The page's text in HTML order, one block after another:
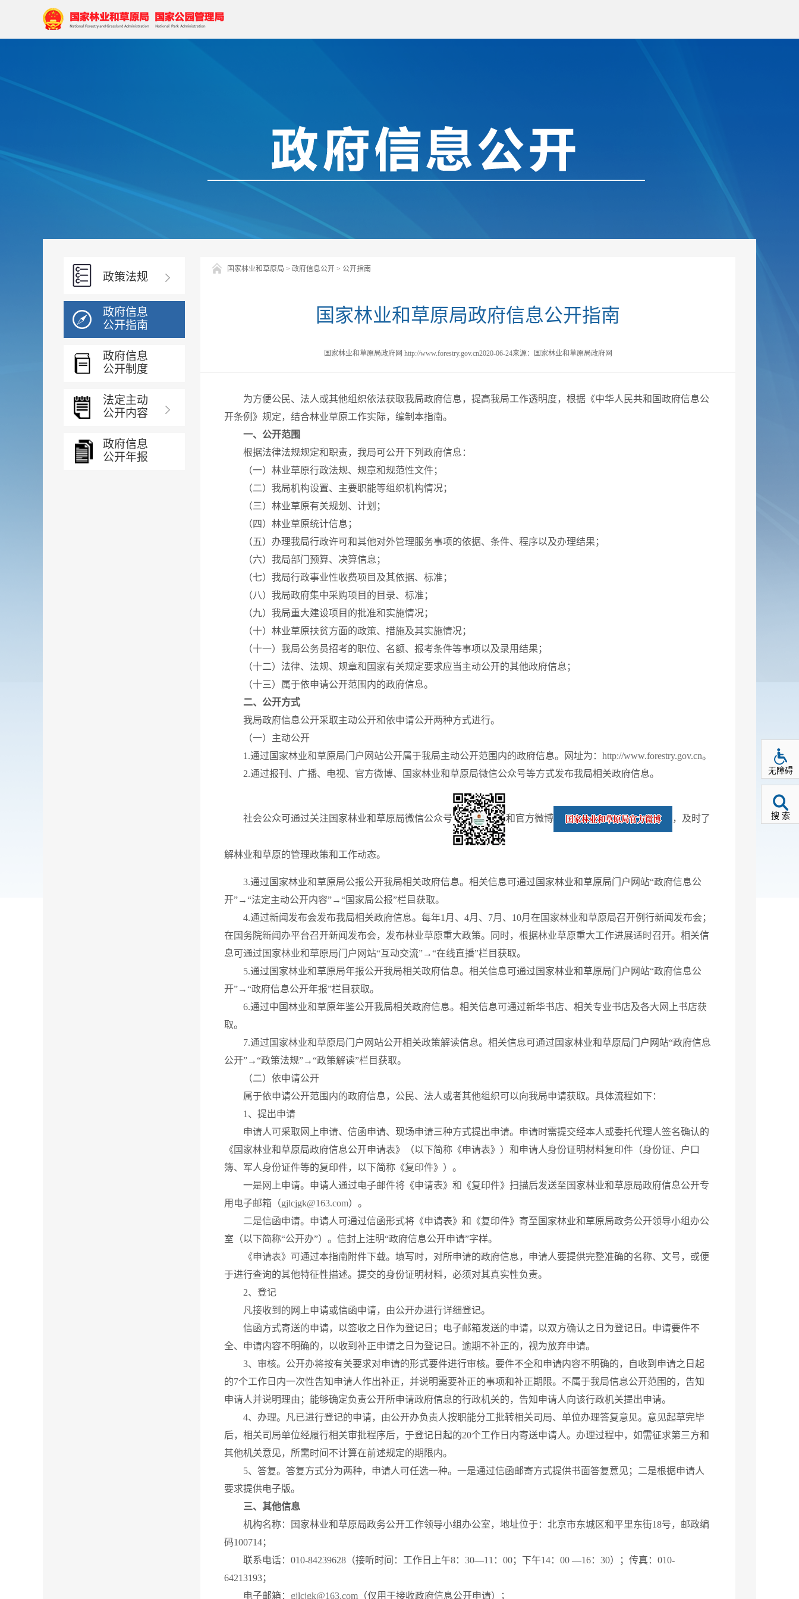
政策法规
政府信息
公开指南
政府信息
公开制度
法定主动
公开内容
政府信息
公开年报
国家林业和草原局 > 政府信息公开 > 公开指南
国家林业和草原局政府信息公开指南
国家林业和草原局政府网 http://www.forestry.gov.cn2020-06-24来源：国家林业和草原局政府网
为方便公民、法人或其他组织依法获取我局政府信息，提高我局工作透明度，根据《中华人民共和国政府信息公
开条例》规定，结合林业草原工作实际，编制本指南。
一、公开范围
根据法律法规规定和职责，我局可公开下列政府信息：
（一）林业草原行政法规、规章和规范性文件；
（二）我局机构设置、主要职能等组织机构情况；
（三）林业草原有关规划、计划；
（四）林业草原统计信息；
（五）办理我局行政许可和其他对外管理服务事项的依据、条件、程序以及办理结果；
（六）我局部门预算、决算信息；
（七）我局行政事业性收费项目及其依据、标准；
（八）我局政府集中采购项目的目录、标准；
（九）我局重大建设项目的批准和实施情况；
（十）林业草原扶贫方面的政策、措施及其实施情况；
（十一）我局公务员招考的职位、名额、报考条件等事项以及录用结果；
（十二）法律、法规、规章和国家有关规定要求应当主动公开的其他政府信息；
（十三）属于依申请公开范围内的政府信息。
二、公开方式
我局政府信息公开采取主动公开和依申请公开两种方式进行。
（一）主动公开
1.通过国家林业和草原局门户网站公开属于我局主动公开范围内的政府信息。网址为： http://www.forestry.gov.cn。
2.通过报刊、广播、电视、官方微博、国家林业和草原局微信公众号等方式发布我局相关政府信息。
社会公众可通过关注国家林业和草原局微信公众号 和官方微博 ，及时了
解林业和草原的管理政策和工作动态。
3.通过国家林业和草原局公报公开我局相关政府信息。相关信息可通过国家林业和草原局门户网站“政府信息公
开”→“法定主动公开内容”→“国家局公报”栏目获取。
4.通过新闻发布会发布我局相关政府信息。每年1月、4月、7月、10月在国家林业和草原局召开例行新闻发布会；
在国务院新闻办平台召开新闻发布会，发布林业草原重大政策。同时，根据林业草原重大工作进展适时召开。相关信
息可通过国家林业和草原局门户网站“互动交流”→“在线直播”栏目获取。
5.通过国家林业和草原局年报公开我局相关政府信息。相关信息可通过国家林业和草原局门户网站“政府信息公
开”→“政府信息公开年报”栏目获取。
6.通过中国林业和草原年鉴公开我局相关政府信息。相关信息可通过新华书店、相关专业书店及各大网上书店获
取。
7.通过国家林业和草原局门户网站公开相关政策解读信息。相关信息可通过国家林业和草原局门户网站“政府信息
公开”→“政策法规”→“政策解读”栏目获取。
（二）依申请公开
属于依申请公开范围内的政府信息，公民、法人或者其他组织可以向我局申请获取。具体流程如下：
1、提出申请
申请人可采取网上申请、信函申请、现场申请三种方式提出申请。申请时需提交经本人或委托代理人签名确认的
《国家林业和草原局政府信息公开申请表》（以下简称《申请表》）和申请人身份证明材料复印件（身份证、户口
簿、军人身份证件等的复印件，以下简称《复印件》）。
一是网上申请。申请人通过电子邮件将《申请表》和《复印件》扫描后发送至国家林业和草原局政府信息公开专
用电子邮箱（gjlcjgk@163.com）。
二是信函申请。申请人可通过信函形式将《申请表》和《复印件》寄至国家林业和草原局政务公开领导小组办公
室（以下简称“公开办”）。信封上注明“政府信息公开申请”字样。
《申请表》 可通过本指南附件下载。填写时，对所申请的政府信息，申请人要提供完整准确的名称、文号，或便
于进行查询的其他特征性描述。提交的身份证明材料，必须对其真实性负责。
2、登记
凡接收到的网上申请或信函申请，由公开办进行详细登记。
信函方式寄送的申请，以签收之日作为登记日；电子邮箱发送的申请，以双方确认之日为登记日。申请要件不
全、申请内容不明确的，以收到补正申请之日为登记日。逾期不补正的，视为放弃申请。
3、审核。公开办将按有关要求对申请的形式要件进行审核。要件不全和申请内容不明确的，自收到申请之日起
的7个工作日内一次性告知申请人作出补正，并说明需要补正的事项和补正期限。不属于我局信息公开范围的，告知
申请人并说明理由；能够确定负责公开所申请政府信息的行政机关的，告知申请人向该行政机关提出申请。
4、办理。凡已进行登记的申请，由公开办负责人按职能分工批转相关司局、单位办理答复意见。意见起草完毕
后，相关司局单位经履行相关审批程序后，于登记日起的20个工作日内寄送申请人。办理过程中，如需征求第三方和
其他机关意见，所需时间不计算在前述规定的期限内。
5、答复。答复方式分为两种，申请人可任选一种。一是通过信函邮寄方式提供书面答复意见；二是根据申请人
要求提供电子版。
三、其他信息
机构名称：国家林业和草原局政务公开工作领导小组办公室，地址位于：北京市东城区和平里东街18号，邮政编
码100714；
联系电话：010-84239628（接听时间：工作日上午8：30—11：00；下午14：00 —16：30）；传真：010-
64213193；
电子邮箱： gjlcjgk@163.com （仅用于接收政府信息公开申请）；
无障碍
搜 索